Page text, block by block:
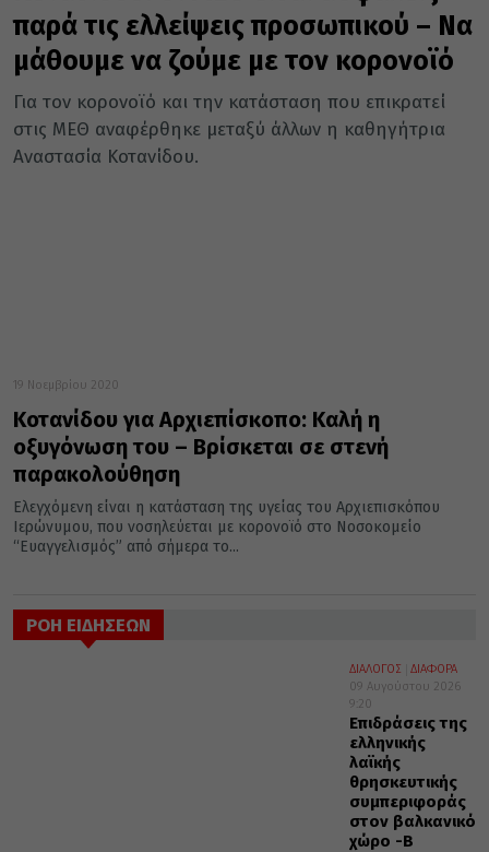
παρά τις ελλείψεις προσωπικού – Να
μάθουμε να ζούμε με τον κορονοϊό
Για τον κορονοϊό και την κατάσταση που επικρατεί
στις ΜΕΘ αναφέρθηκε μεταξύ άλλων η καθηγήτρια
Αναστασία Κοτανίδου.
19 Νοεμβρίου 2020
Κοτανίδου για Αρχιεπίσκοπο: Καλή η
οξυγόνωση του – Βρίσκεται σε στενή
παρακολούθηση
Ελεγχόμενη είναι η κατάσταση της υγείας του Αρχιεπισκόπου
Ιερώνυμου, που νοσηλεύεται με κορονοϊό στο Νοσοκομείο
“Ευαγγελισμός” από σήμερα το...
ΡΟΗ ΕΙΔΗΣΕΩΝ
ΔΙΑΛΟΓΟΣ
ΔΙΑΦΟΡΑ
09 Αυγούστου 2026
9:20
Επιδράσεις της
ελληνικής
λαϊκής
θρησκευτικής
συμπεριφοράς
στον βαλκανικό
χώρο -Β΄